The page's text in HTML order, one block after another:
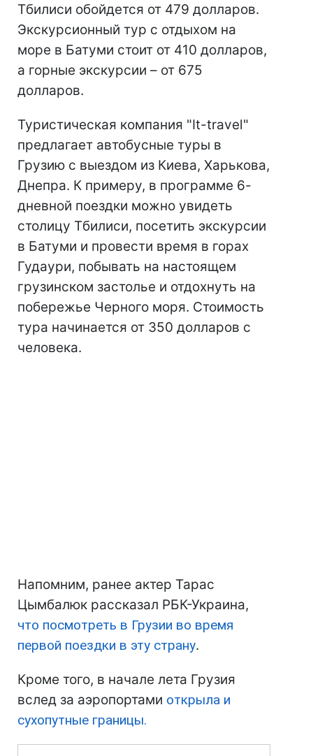
Тбилиси обойдется от 479 долларов.
Экскурсионный тур с отдыхом на
море в Батуми стоит от 410 долларов,
а горные экскурсии – от 675
долларов.
Туристическая компания "It-travel"
предлагает автобусные туры в
Грузию с выездом из Киева, Харькова,
Днепра. К примеру, в программе 6-
дневной поездки можно увидеть
столицу Тбилиси, посетить экскурсии
в Батуми и провести время в горах
Гудаури, побывать на настоящем
грузинском застолье и отдохнуть на
побережье Черного моря. Стоимость
тура начинается от 350 долларов с
человека.
Напомним, ранее актер Тарас
Цымбалюк рассказал РБК-Украина,
что посмотреть в Грузии во время
первой поездки в эту страну.
Кроме того, в начале лета Грузия
вслед за аэропортами открыла и
сухопутные границы.